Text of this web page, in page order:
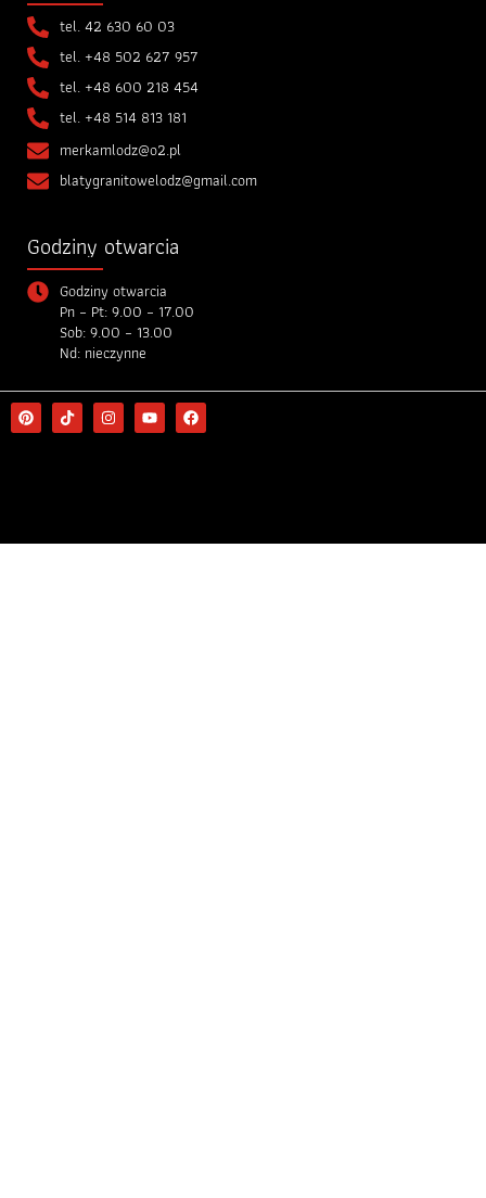
tel.42 630 60 03
tel. +48 502 627 957
tel. +48 600 218 454
tel. +48 514 813 181
merkamlodz@o2.pl
blatygranitowelodz@gmail.com
Godziny otwarcia
Godziny otwarcia
Pn – Pt: 9.00 – 17.00
Sob: 9.00 – 13.00
Nd: nieczynne